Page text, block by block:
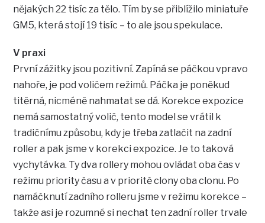
nějakých 22 tisíc za tělo. Tím by se přiblížilo miniatuře
GM5, která stojí 19 tisíc – to ale jsou spekulace.
V praxi
První zážitky jsou pozitivní. Zapíná se páčkou vpravo
nahoře, je pod voličem režimů. Páčka je poněkud
titěrná, nicméně nahmatat se dá. Korekce expozice
nemá samostatný volič, tento model se vrátil k
tradičnímu způsobu, kdy je třeba zatlačit na zadní
roller a pak jsme v korekci expozice. Je to taková
vychytávka. Ty dva rollery mohou ovládat oba čas v
režimu priority času a v prioritě clony oba clonu. Po
namáčknutí zadního rolleru jsme v režimu korekce –
takže asi je rozumné si nechat ten zadní roller trvale